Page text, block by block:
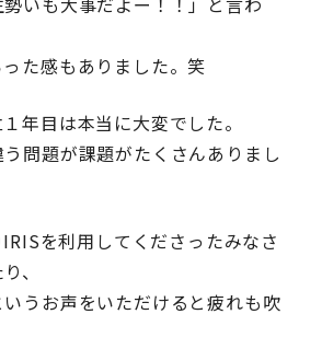
た感もありました。笑
年目は本当に大変でした。
問題が課題がたくさんありまし
を利用してくださったみなさ
、
いうお声をいただけると疲れも吹